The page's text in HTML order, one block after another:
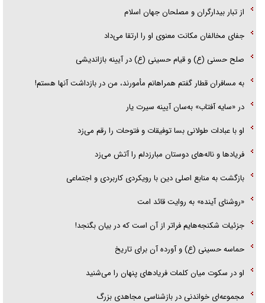
قصه ناتمام سرویس مدارس
آیا مقاومت فلسطین خلع‌سلاح می‌شود؟
از تبار بیدارگران و مصلحان جهان اسلام
جفای مخالفان مکانت معنوی او را ارتقا می‌داد
صلح حسنی (ع) و قیام حسینی (ع) در آیینه بازاندیشی
به مسافران قطار گفتم همراهانم مأمورند، من در بازداشت آنها هستم!
در «سایه آفتاب» به‌سان آیینه سیرت یار
او با عبادات طولانی بسا توفیقات و فتوحات را رقم می‌زد
فریاد‌ها و ناله‌های دوستان مبارزدلم را آتش می‌زد
بازگشت به منابع اصلی دین با رویکردی کاربردی و اجتماعی
«روشنای آینده» به روایت قائد امت
جزئیات شکنجه‌هایم فراتر از آن است که در بیان بگنجد!
حماسه حسینی (ع) و آورده آن برای تاریخ
او در سکوت میان کلمات فریاد‌های پنهان را می‌شنید
مجموعه‌ای خواندنی در بازشناسی مجاهدی بزرگ